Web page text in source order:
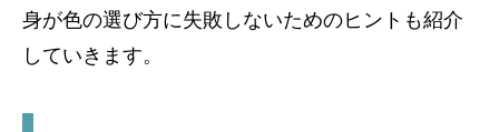
身が色の選び方に失敗しないためのヒントも紹介
していきます。